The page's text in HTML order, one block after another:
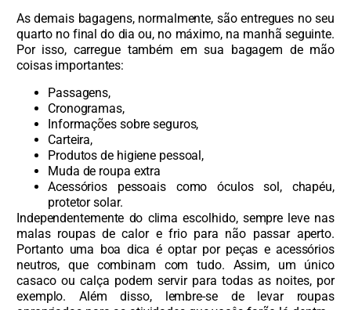
As demais bagagens, normalmente, são entregues no seu
quarto no final do dia ou, no máximo, na manhã seguinte.
Por isso, carregue também em sua bagagem de mão
coisas importantes:
Passagens,
Cronogramas,
Informações sobre seguros,
Carteira,
Produtos de higiene pessoal,
Muda de roupa extra
Acessórios pessoais como óculos sol, chapéu,
protetor solar.
Independentemente do clima escolhido, sempre leve nas
malas roupas de calor e frio para não passar aperto.
Portanto uma boa dica é optar por peças e acessórios
neutros, que combinam com tudo. Assim, um único
casaco ou calça podem servir para todas as noites, por
exemplo. Além disso, lembre-se de levar roupas